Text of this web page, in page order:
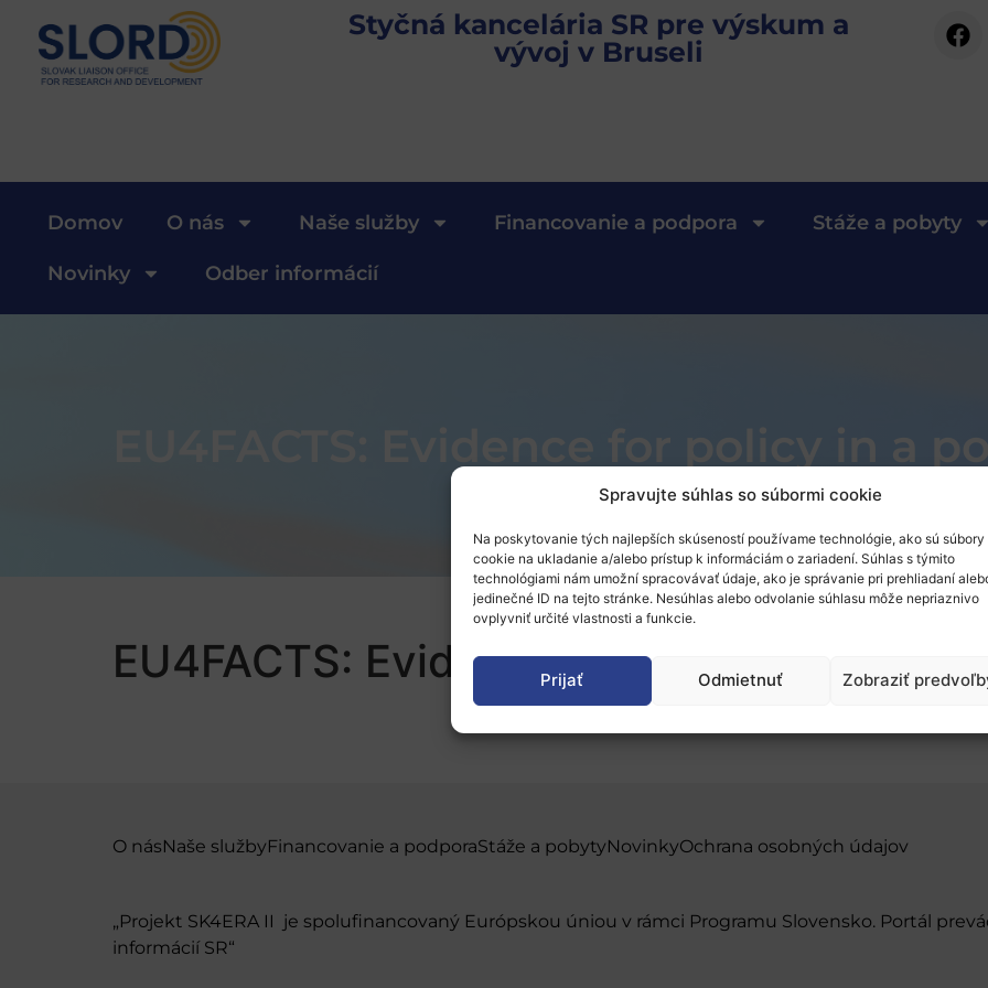
Spravujte súhlas so súbormi cookie
Na poskytovanie tých najlepších skúseností používame technológie, ako sú súbory
cookie na ukladanie a/alebo prístup k informáciám o zariadení. Súhlas s týmito
technológiami nám umožní spracovávať údaje, ako je správanie pri prehliadaní
jedinečné ID na tejto stránke. Nesúhlas alebo odvolanie súhlasu môže nepriaznivo
ovplyvniť určité vlastnosti a funkcie.
Prijať Odmietnuť Zobraziť
Styčná kancelária SR pre výskum a
vývoj v Bruseli
Domov O nás Naše služby Financovanie a podpora Stáže a pobyty
Novinky Odber informácií
EU4FACTS: Evidence for policy in a
EU4FACTS: Evidence for policy in a
O násNaše službyFinancovanie a podporaStáže a pobytyNovinkyOchrana osobných údajov
„Projekt SK4ERA II je spolufinancovaný Európskou úniou v rámci Programu Slovensko. Portál
informácií SR“